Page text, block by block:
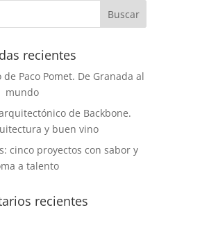
recientes
Paco Pomet. De Granada al
mundo
de Backbone.
y buen vino
cinco proyectos con sabor y
a talento
recientes